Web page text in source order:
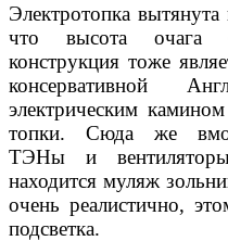
Электротопка
что высота очага
конструкция тоже
консервативной
электрическим
топки. Сюда же
ТЭНы и
находится муляж
очень реалистично,
подсветка.